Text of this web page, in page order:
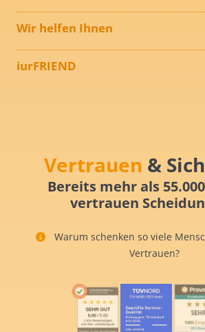
Wir helfen Ihnen
iurFRIEND
Vertrauen &
Bereits mehr als
vertrauen
Warum schenken so viele
Vertrauen?